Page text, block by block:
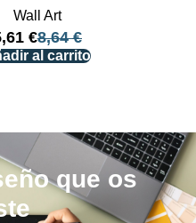
Wall Art
8,64€
€
al carrito
que os